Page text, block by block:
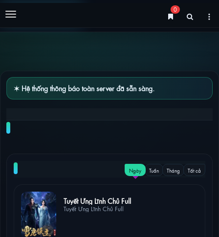
Menu
0
✶ Hệ thống thông báo toàn server đã sẵn sàng.
ĐẠI ĐẠO ĐỘC HÀNH TẬP 12 – 13 [VIETSUB]
NỔI BẬT Ngày Tuần Tháng Tất cả
Tuyết Ưng Lĩnh Chủ Full
Tuyết Ưng Lĩnh Chủ Full